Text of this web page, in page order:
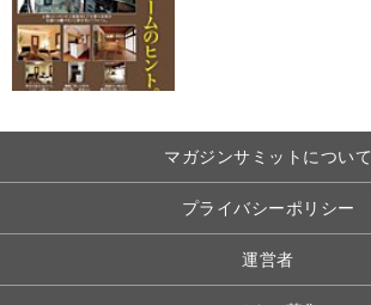
マガジンサミットについて
プライバシーポリシー
運営者